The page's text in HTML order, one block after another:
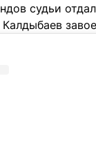
судьи